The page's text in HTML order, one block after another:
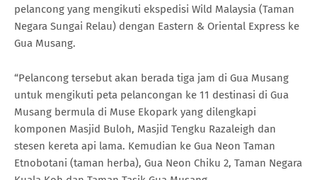
pelancong yang mengikuti ekspedisi Wild Malaysia (Taman
Negara Sungai Relau) dengan Eastern & Oriental Express ke
Gua Musang.
“Pelancong tersebut akan berada tiga jam di Gua Musang
untuk mengikuti peta pelancongan ke 11 destinasi di Gua
Musang bermula di Muse Ekopark yang dilengkapi
komponen Masjid Buloh, Masjid Tengku Razaleigh dan
stesen kereta api lama. Kemudian ke Gua Neon Taman
Etnobotani (taman herba), Gua Neon Chiku 2, Taman Negara